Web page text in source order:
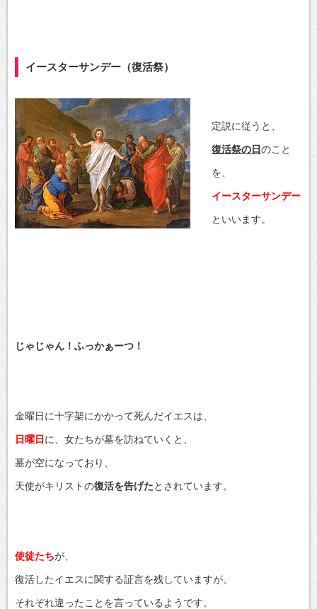
イースターサンデー（復活祭）
定説に従うと、
復活祭の日のこと
を、
イースターサンデー
といいます。
じゃじゃん！ふっかぁーつ！
金曜日に十字架にかかって死んだイエスは、
日曜日 に、女たちが墓を訪ねていくと、
墓が空になっており、
天使がキリストの復活を告げたとされています。
使徒たちが、
復活したイエスに関する証言を残していますが、
それぞれ違ったことを言っているようです。